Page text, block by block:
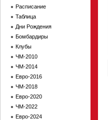
Расписание
Таблица
Дни Рождения
Бомбардиры
Клубы
ЧМ-2010
ЧМ-2014
Евро-2016
ЧМ-2018
Евро-2020
ЧМ-2022
Евро-2024